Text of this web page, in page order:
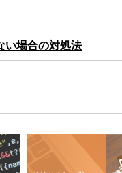
場合の対処法